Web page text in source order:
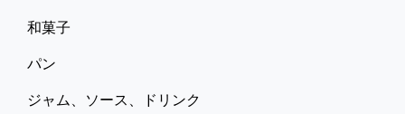
和菓子
パン
ジャム、ソース、ドリンク